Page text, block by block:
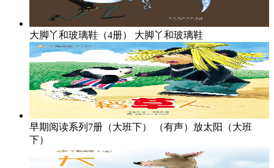
大脚丫和玻璃鞋（4册） 大脚丫和玻璃鞋
早期阅读系列7册（大班下）
（有声）放太阳（大班
下）